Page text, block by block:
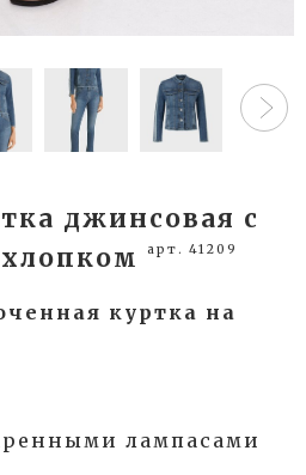
джинсовая с
арт. 41209
куртка на
лампасами